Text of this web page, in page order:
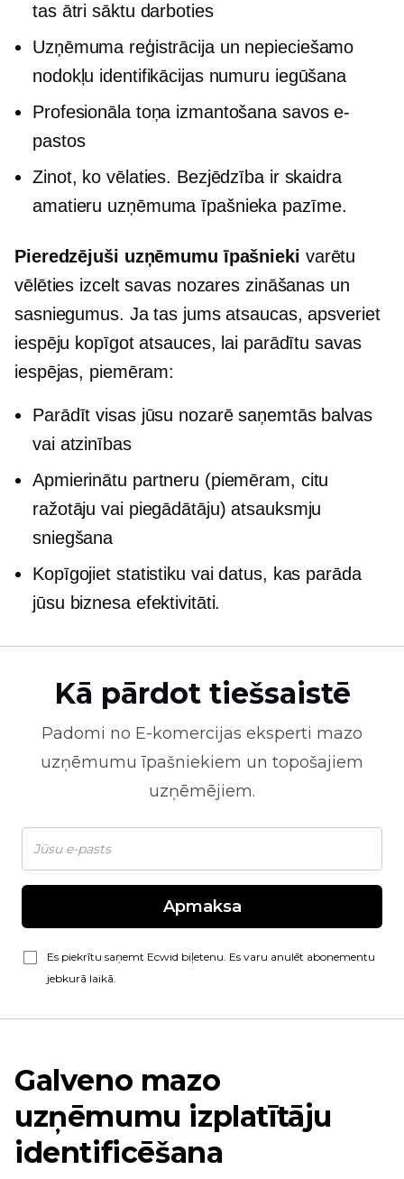
tas ātri sāktu darboties
Uzņēmuma reģistrācija un nepieciešamo
nodokļu identifikācijas numuru iegūšana
Profesionāla toņa izmantošana savos e-
pastos
Zinot, ko vēlaties. Bezjēdzība ir skaidra
amatieru uzņēmuma īpašnieka pazīme.
Pieredzējuši uzņēmumu īpašnieki varētu
vēlēties izcelt savas nozares zināšanas un
sasniegumus. Ja tas jums atsaucas, apsveriet
iespēju kopīgot atsauces, lai parādītu savas
iespējas, piemēram:
Parādīt visas jūsu nozarē saņemtās balvas
vai atzinības
Apmierinātu partneru (piemēram, citu
ražotāju vai piegādātāju) atsauksmju
sniegšana
Kopīgojiet statistiku vai datus, kas parāda
jūsu biznesa efektivitāti.
Kā pārdot tiešsaistē
Padomi no E-komercijas eksperti mazo
uzņēmumu īpašniekiem un topošajiem
uzņēmējiem.
Apmaksa
Es piekrītu saņemt Ecwid biļetenu. Es varu anulēt abonementu
jebkurā laikā.
Galveno mazo
uzņēmumu izplatītāju
identificēšana